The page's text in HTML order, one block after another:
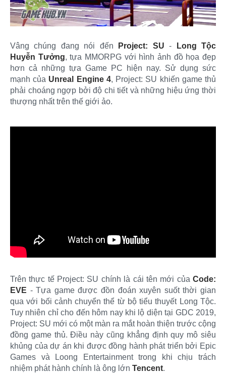
Vâng chúng đang nói đến Project: SU -
Long Tộc
Huyễn Tưởng, tựa MMORPG với hình ảnh đồ họa đẹp
hơn cả những tựa Game PC hiện nay. Sử dụng sức
mạnh của Unreal Engine 4, Project: SU khiến game thủ
phải choáng ngợp bởi độ chi tiết và những hiệu ứng thời
thượng nhất trên thế giới ảo.
Trên thực tế Project: SU chính là cái tên mới của Code:
EVE - Tựa game được đồn đoán xuyên suốt thời gian
qua với bối cảnh chuyển thể từ bộ tiểu thuyết Long Tộc.
Tuy nhiên chỉ cho đến hôm nay khi lộ diện tại GDC 2019,
Project: SU mới có một màn ra mắt hoàn thiện trước cộng
đồng game thủ. Điều này cũng khẳng định quy mô siêu
khủng của dự án khi được đồng hành phát triển bởi Epic
Games và Loong Entertainment trong khi chịu trách
nhiệm phát hành chính là ông lớn Tencent.